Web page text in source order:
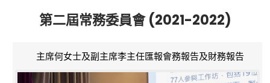
第二屆常務委員會 (2021-2022)
主席何女士及副主席李主任匯報會務報告及財務報告